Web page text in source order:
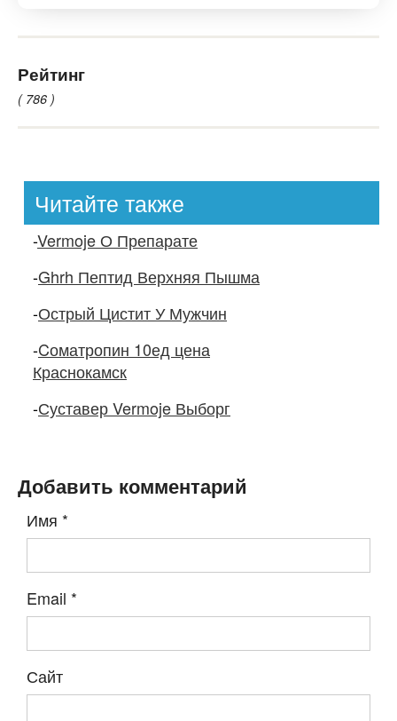
Рейтинг
( 786 )
Читайте также
-Vermoje О Препарате
-Ghrh Пептид Верхняя Пышма
-Острый Цистит У Мужчин
-Cоматропин 10ед цена
Краснокамск
-Суставер Vermoje Выборг
Добавить комментарий
Имя *
Email *
Сайт